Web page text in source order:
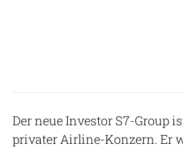
Der neue Investor S7-Group
privater Airline-Konzern. Er